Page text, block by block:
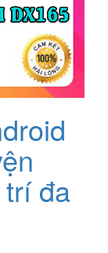
đa